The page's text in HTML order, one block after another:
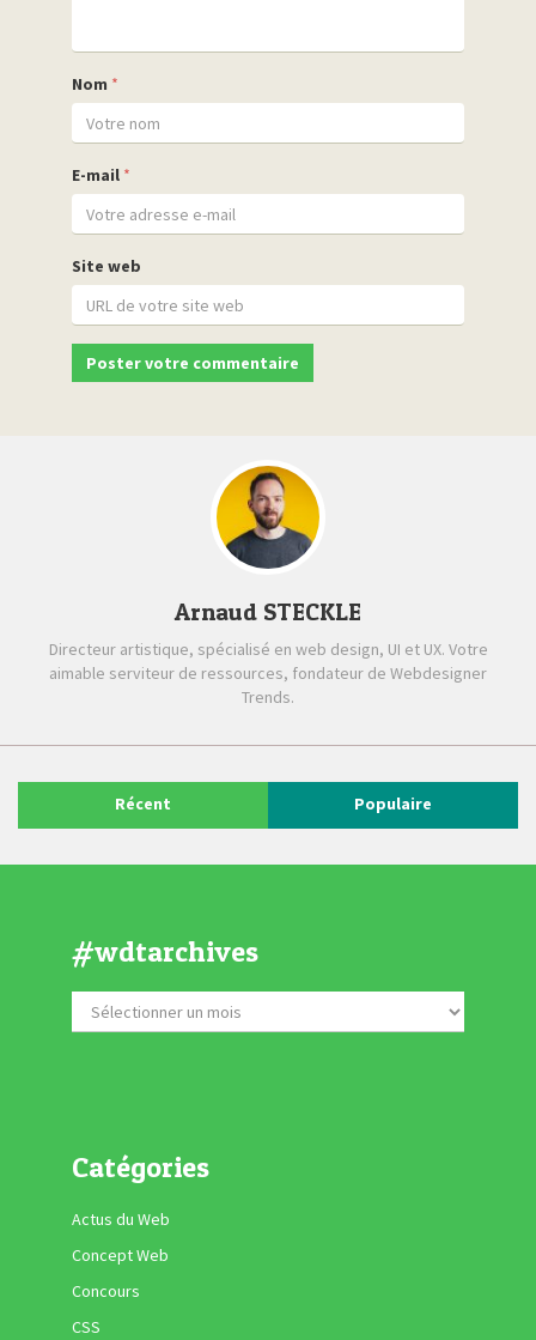
Nom *
E-mail *
Site web
Arnaud STECKLE
Directeur artistique, spécialisé en web design, UI et UX. Votre
aimable serviteur de ressources, fondateur de Webdesigner
Trends.
Récent Populaire
#wdtarchives
Catégories
Actus du Web
Concept Web
Concours
CSS